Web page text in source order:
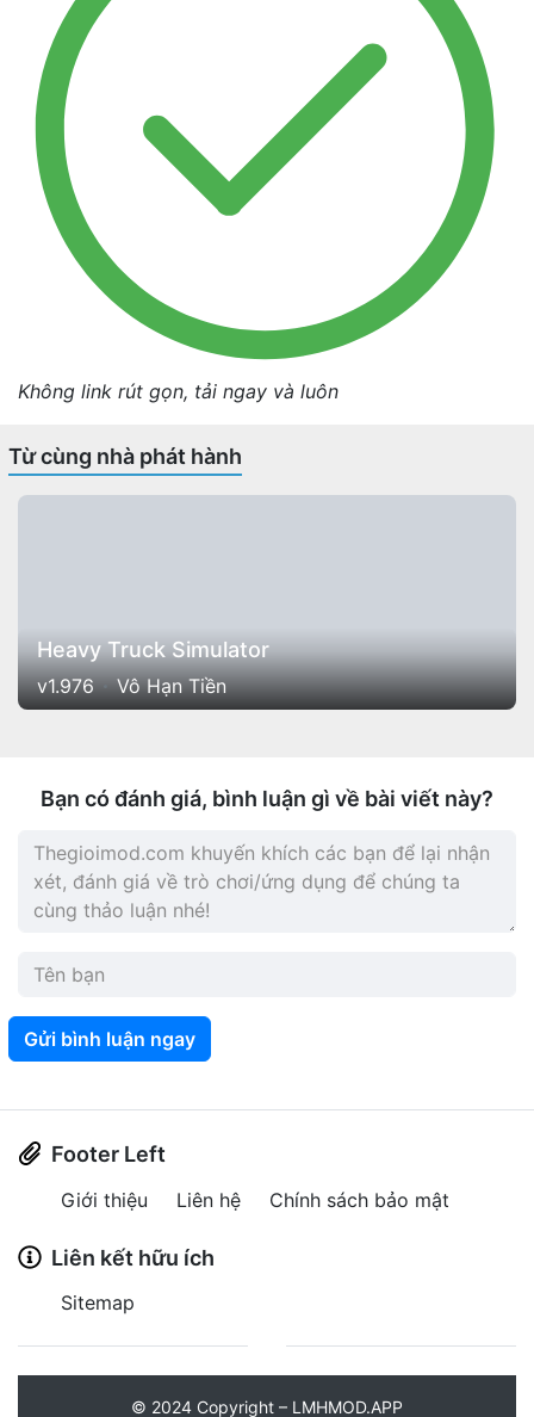
Không link rút gọn, tải ngay và luôn
Từ cùng nhà phát hành
Heavy Truck Simulator
v1.976 Vô Hạn Tiền
Bạn có đánh giá, bình luận gì về bài viết này?
Gửi bình luận ngay
Footer Left
Giới thiệu Liên hệ Chính sách bảo mật
Liên kết hữu ích
Sitemap
© 2024 Copyright – LMHMOD.APP